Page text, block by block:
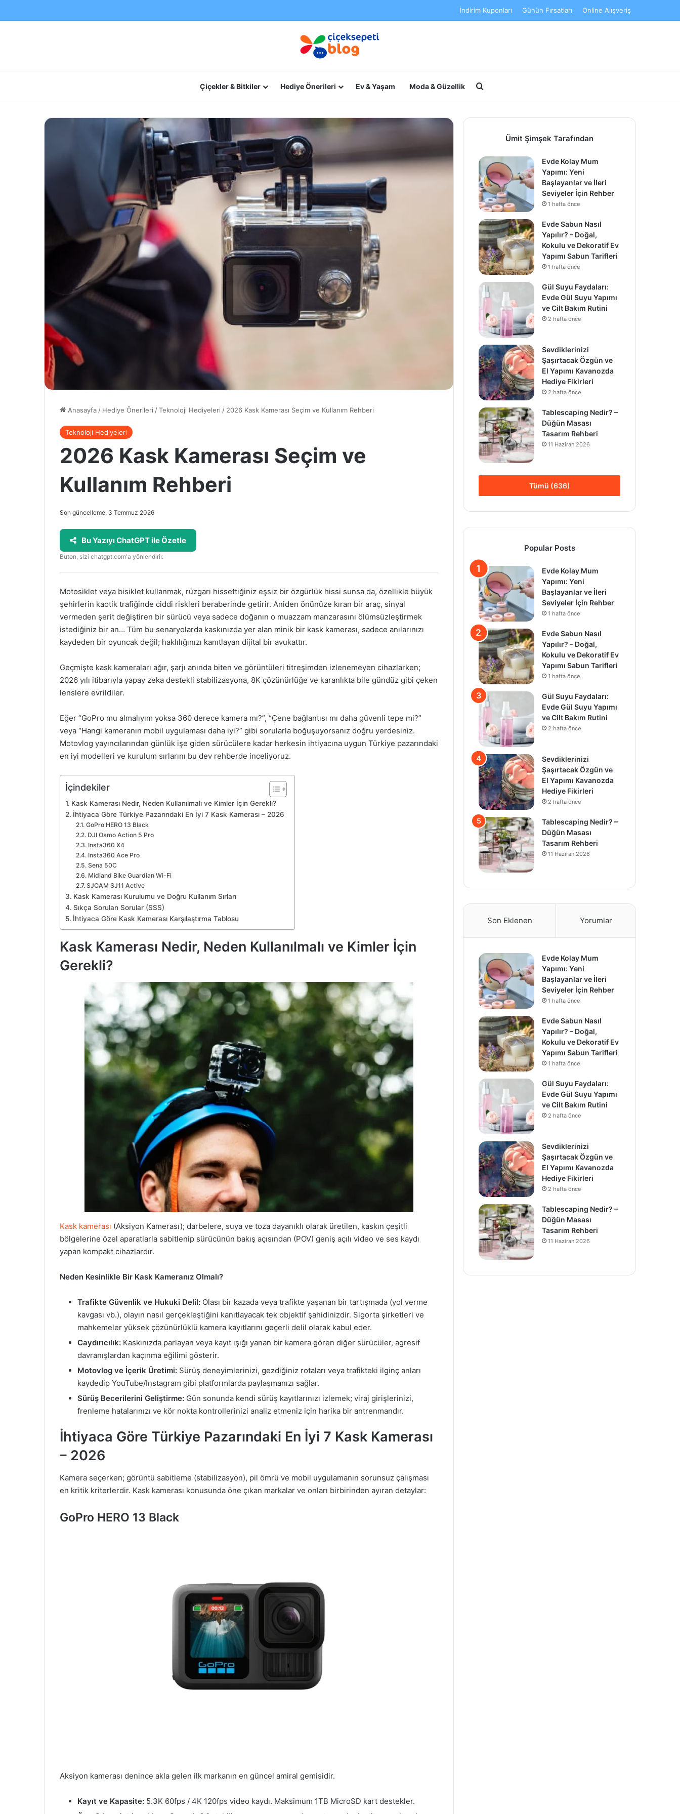
İndirim Kuponları Günün Fırsatları Online Alışveriş
Çiçekler & Bitkiler Hediye Önerileri Ev & Yaşam Moda & Güzellik Arama yap ...
Anasayfa / Hediye Önerileri /Teknoloji Hediyeleri / 2026 Kask Kamerası Seçim ve Kullanım Rehberi
Teknoloji Hediyeleri
2026 Kask Kamerası Seçim ve
Kullanım Rehberi
Son güncelleme: 3 Temmuz 2026
Bu Yazıyı ChatGPT ile Özetle
Buton, sizi chatgpt.com'a yönlendirir.
Motosiklet veya bisiklet kullanmak, rüzgarı hissettiğiniz eşsiz bir özgürlük hissi sunsa da, özellikle büyük
şehirlerin kaotik trafiğinde ciddi riskleri beraberinde getirir. Aniden önünüze kıran bir araç, sinyal
vermeden şerit değiştiren bir sürücü veya sadece doğanın o muazzam manzarasını ölümsüzleştirmek
istediğiniz bir an… Tüm bu senaryolarda kaskınızda yer alan minik bir kask kamerası, sadece anılarınızı
kaydeden bir oyuncak değil; haklılığınızı kanıtlayan dijital bir avukattır.
Geçmişte kask kameraları ağır, şarjı anında biten ve görüntüleri titreşimden izlenemeyen cihazlarken;
2026 yılı itibarıyla yapay zeka destekli stabilizasyona, 8K çözünürlüğe ve karanlıkta bile gündüz gibi çeken
lenslere evrildiler.
Eğer “GoPro mu almalıyım yoksa 360 derece kamera mı?”, “Çene bağlantısı mı daha güvenli tepe mi?”
veya “Hangi kameranın mobil uygulaması daha iyi?” gibi sorularla boğuşuyorsanız doğru yerdesiniz.
Motovlog yayıncılarından günlük işe giden sürücülere kadar herkesin ihtiyacına uygun Türkiye pazarındaki
en iyi modelleri ve kurulum sırlarını bu dev rehberde inceliyoruz.
İçindekiler
Kask Kamerası Nedir, Neden Kullanılmalı ve Kimler İçin Gerekli?
İhtiyaca Göre Türkiye Pazarındaki En İyi 7 Kask Kamerası – 2026
GoPro HERO 13 Black
DJI Osmo Action 5 Pro
Insta360 X4
Insta360 Ace Pro
Sena 50C
Midland Bike Guardian Wi-Fi
SJCAM SJ11 Active
Kask Kamerası Kurulumu ve Doğru Kullanım Sırları
Sıkça Sorulan Sorular (SSS)
İhtiyaca Göre Kask Kamerası Karşılaştırma Tablosu
Kask Kamerası Nedir, Neden Kullanılmalı ve Kimler İçin
Gerekli?
Kask kamerası (Aksiyon Kamerası); darbelere, suya ve toza dayanıklı olarak üretilen, kaskın çeşitli
bölgelerine özel aparatlarla sabitlenip sürücünün bakış açısından (POV) geniş açılı video ve ses kaydı
yapan kompakt cihazlardır.
Neden Kesinlikle Bir Kask Kameranız Olmalı?
Trafikte Güvenlik ve Hukuki Delil: Olası bir kazada veya trafikte yaşanan bir tartışmada (yol verme
kavgası vb.), olayın nasıl gerçekleştiğini kanıtlayacak tek objektif şahidinizdir. Sigorta şirketleri ve
mahkemeler yüksek çözünürlüklü kamera kayıtlarını geçerli delil olarak kabul eder.
Caydırıcılık: Kaskınızda parlayan veya kayıt ışığı yanan bir kamera gören diğer sürücüler, agresif
davranışlardan kaçınma eğilimi gösterir.
Motovlog ve İçerik Üretimi: Sürüş deneyimlerinizi, gezdiğiniz rotaları veya trafikteki ilginç anları
kaydedip YouTube/Instagram gibi platformlarda paylaşmanızı sağlar.
Sürüş Becerilerini Geliştirme: Gün sonunda kendi sürüş kayıtlarınızı izlemek; viraj girişlerinizi,
frenleme hatalarınızı ve kör nokta kontrollerinizi analiz etmeniz için harika bir antrenmandır.
İhtiyaca Göre Türkiye Pazarındaki En İyi 7 Kask Kamerası
– 2026
Kamera seçerken; görüntü sabitleme (stabilizasyon), pil ömrü ve mobil uygulamanın sorunsuz çalışması
en kritik kriterlerdir. Kask kamerası konusunda öne çıkan markalar ve onları birbirinden ayıran detaylar:
GoPro HERO 13 Black
Aksiyon kamerası denince akla gelen ilk markanın en güncel amiral gemisidir.
Kayıt ve Kapasite: 5.3K 60fps / 4K 120fps video kaydı. Maksimum 1TB MicroSD kart destekler.
Ümit Şimşek Tarafından
Evde Kolay Mum
Yapımı: Yeni
Başlayanlar ve İleri
Seviyeler İçin Rehber
1 hafta önce
Evde Sabun Nasıl
Yapılır? – Doğal,
Kokulu ve Dekoratif Ev
Yapımı Sabun Tarifleri
1 hafta önce
Gül Suyu Faydaları:
Evde Gül Suyu Yapımı
ve Cilt Bakım Rutini
2 hafta önce
Sevdiklerinizi
Şaşırtacak Özgün ve
El Yapımı Kavanozda
Hediye Fikirleri
2 hafta önce
Tablescaping Nedir? –
Düğün Masası
Tasarım Rehberi
11 Haziran 2026
Tümü (636)
Popular Posts
Evde Kolay Mum
Yapımı: Yeni
Başlayanlar ve İleri
Seviyeler İçin Rehber
1 hafta önce
Evde Sabun Nasıl
Yapılır? – Doğal,
Kokulu ve Dekoratif Ev
Yapımı Sabun Tarifleri
1 hafta önce
Gül Suyu Faydaları:
Evde Gül Suyu Yapımı
ve Cilt Bakım Rutini
2 hafta önce
Sevdiklerinizi
Şaşırtacak Özgün ve
El Yapımı Kavanozda
Hediye Fikirleri
2 hafta önce
Tablescaping Nedir? –
Düğün Masası
Tasarım Rehberi
11 Haziran 2026
Son Eklenen Yorumlar
Evde Kolay Mum
Yapımı: Yeni
Başlayanlar ve İleri
Seviyeler İçin Rehber
1 hafta önce
Evde Sabun Nasıl
Yapılır? – Doğal,
Kokulu ve Dekoratif Ev
Yapımı Sabun Tarifleri
1 hafta önce
Gül Suyu Faydaları:
Evde Gül Suyu Yapımı
ve Cilt Bakım Rutini
2 hafta önce
Sevdiklerinizi
Şaşırtacak Özgün ve
El Yapımı Kavanozda
Hediye Fikirleri
2 hafta önce
Tablescaping Nedir? –
Düğün Masası
Tasarım Rehberi
11 Haziran 2026